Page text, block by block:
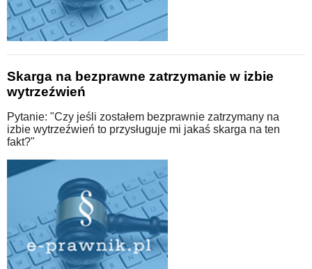
Skarga na bezprawne zatrzymanie w izbie
wytrzeźwień
Pytanie: "Czy jeśli zostałem bezprawnie zatrzymany na
izbie wytrzeźwień to przysługuje mi jakaś skarga na ten
fakt?"